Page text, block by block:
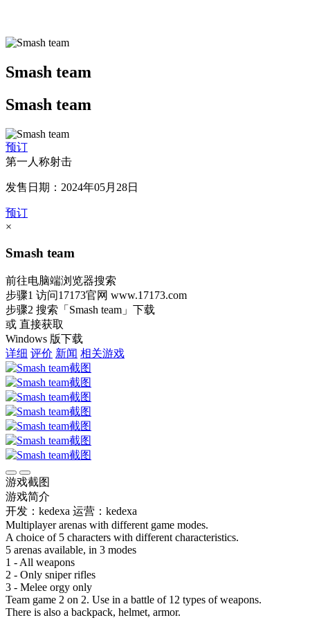
Smash team
Smash team
预订
第一人称射击
发售日期：2024年05月28日
预订
×
Smash team
前往电脑端浏览器搜索
步骤1 访问17173官网 www.17173.com
步骤2 搜索 「Smash team」 下载
或 直接获取
Windows 版下载
详细 评价 新闻 相关游戏
游戏截图
游戏简介
开发：kedexa 运营：kedexa
Multiplayer arenas with different game modes.
A choice of 5 characters with different characteristics.
5 arenas available, in 3 modes
1 - All weapons
2 - Only sniper rifles
3 - Melee orgy only
Team game 2 on 2. Use in a battle of 12 types of weapons.
There is also a backpack, helmet, armor.